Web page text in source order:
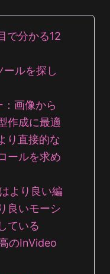
で分かる12
ルを探し
画像から
作成に最適
り直接的な
ールを求め
より良い編
良いモーシ
ている
のInVideo